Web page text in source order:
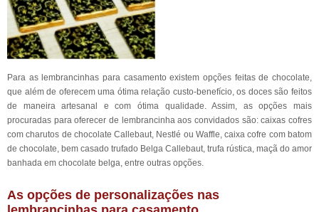
Para as lembrancinhas para casamento existem opções feitas de chocolate,
que além de oferecem uma ótima relação custo-benefício, os doces são feitos
de maneira artesanal e com ótima qualidade. Assim, as opções mais
procuradas para oferecer de lembrancinha aos convidados são: caixas cofres
com charutos de chocolate Callebaut, Nestlé ou Waffle, caixa cofre com batom
de chocolate, bem casado trufado Belga Callebaut, trufa rústica, maçã do amor
banhada em chocolate belga, entre outras opções.
As opções de personalizações nas